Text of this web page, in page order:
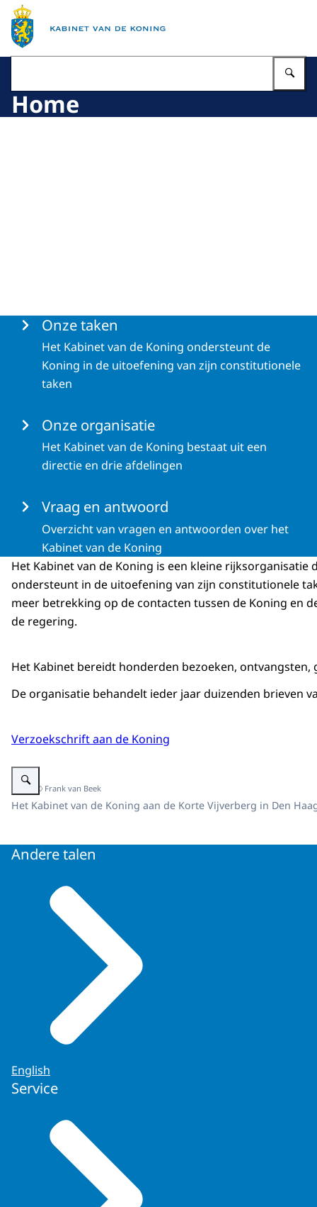
Naar de homepage van Kabinet van de Koning
Home
MenuOnze taken
Het Kabinet van de Koning ondersteunt de
Koning in de uitoefening van zijn constitutionele
taken
Onze organisatie
Het Kabinet van de Koning bestaat uit een
directie en drie afdelingen
Vraag en antwoord
Overzicht van vragen en antwoorden over het
Kabinet van de Koning
Het Kabinet van de Koning is een kleine rijksorganisatie
ondersteunt in de uitoefening van zijn constitutionele
meer betrekking op de contacten tussen de Koning en
de regering.
Het Kabinet bereidt honderden bezoeken, ontvangsten,
De organisatie behandelt ieder jaar duizenden brieven
Verzoekschrift aan de Koning
Vergroot afbeelding Het pand van het Kabinet van de Koning.
Beeld: © Frank van Beek
Het Kabinet van de Koning aan de Korte Vijverberg in Den
Andere talen
English
Service